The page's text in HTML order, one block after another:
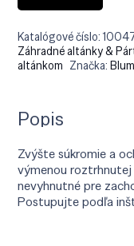
Katalógové číslo:
Záhradné altánky &
altánkom Značka:
Popis
Zvýšte súkromie a
výmenou
nevyhnutné pre
Postupujte podľa